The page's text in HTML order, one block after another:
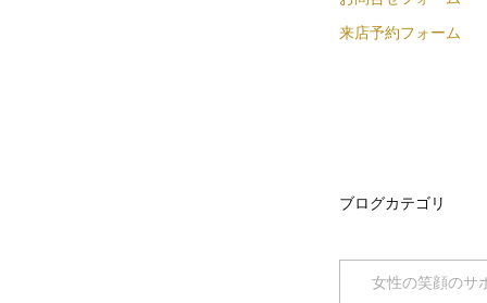
来店予約フォーム
ブログカテゴリ
女性の笑顔のサ